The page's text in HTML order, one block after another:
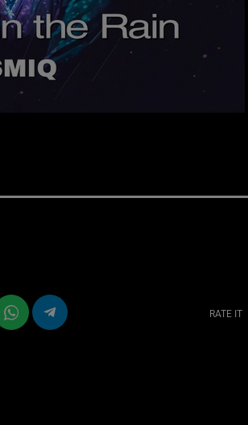
RATE IT